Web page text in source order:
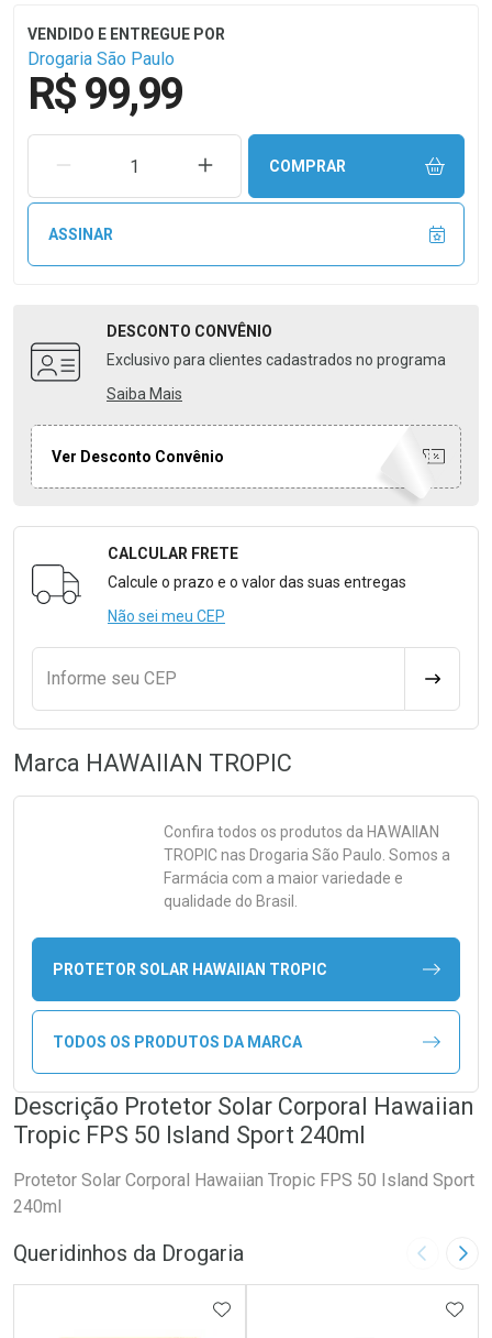
Drogaria São Paulo
R$ 99,99
REMOVER UMA UNIDADEAUMENTAR UMA UNIDADE
COMPRAR
ASSINAR
DESCONTO CONVÊNIO
Exclusivo para clientes cadastrados no programa
Saiba Mais
Ver Desconto Convênio
Formulário para Calcular o Frete
CALCULAR FRETE
Calcule o prazo e o valor das suas entregas
Não sei meu CEP
Informe seu CEP
Marca HAWAIIAN TROPIC
Confira todos os produtos da HAWAIIAN
TROPIC nas Drogaria São Paulo. Somos a
Farmácia com a maior variedade e
qualidade do Brasil.
PROTETOR SOLAR HAWAIIAN TROPIC
TODOS OS PRODUTOS DA MARCA
Descrição Protetor Solar Corporal Hawaiian
Tropic FPS 50 Island Sport 240ml
Protetor Solar Corporal Hawaiian Tropic FPS 50 Island Sport
240ml
Queridinhos da Drogaria Imagem
ADICIONAR AOS FAVORITOS